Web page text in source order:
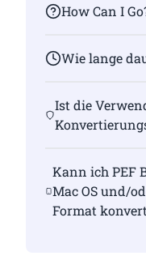
How Can I
Wie lange
Ist die
Kann ich PEF
Mac OS und/
Format